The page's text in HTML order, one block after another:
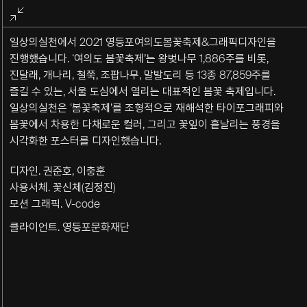
전체화면
종료
일상의실천에서 2021 영등포여의도봄꽃축제&그래픽디자인을
진행했습니다. ‘여의도 봄꽃축제’는 왕벚나무 1,886주를 비롯,
진달래, 개나리, 철쭉, 조팝나무, 말발도리 등 13종 87,859주를
즐길 수 있는, 서울 도심에서 열리는 대표적인 봄꽃 축제입니다.
일상의실천은 ‘봄꽃축제’를 조형적으로 재해석한 타이포그래피와
봄꽃에서 차용한 다채로운 컬러, 그리고 꽃잎이 흩날리는 풍경을
시각화한 포스터를 디자인했습니다.
디자인. 권준호, 이충훈
사용서체. 꽃신체(김정진)
모션 그래픽. V-code
클라이언트. 영등포문화재단